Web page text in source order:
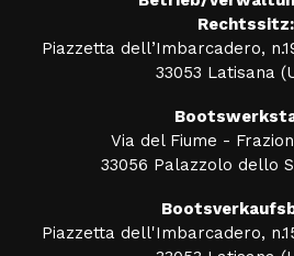
Rechtssitz:
Piazzetta dell’Imbarcadero,
33053 Latisana
Via del Fiume -
33056 Palazzolo dello
Piazzetta dell'Imbarcadero,